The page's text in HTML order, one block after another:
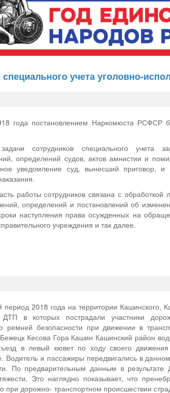
учета уголовно-
года постановлением Наркомюста РСФСР
сотрудников специального учета
определений судов, актов амнистии и
уведомление суд, вынесший приговор,
работы сотрудников связана с
определений и постановлений об
наступления права осужденных на
учреждения и так далее.
период 2018 года на территории Кашинского,
ДТП в которых пострадали участники
ремней безопасности при движении в
Бежецк Кесова Гора Кашин Кашинский район
в левый кювет по ходу своего
Водитель и пассажиры передвигались в
По предварительным данным в
Это наглядно показывает, что
при дорожно- транспортном происшествии